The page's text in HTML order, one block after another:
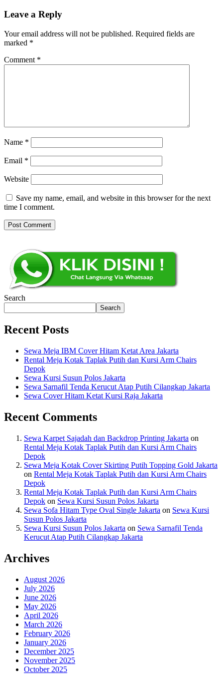
Leave a Reply
Your email address will not be published. Required fields are
marked *
Comment *
Name *
Email *
Website
Save my name, email, and website in this browser for the next
time I comment.
Search
Search
Recent Posts
Sewa Meja IBM Cover Hitam Ketat Area Jakarta
Rental Meja Kotak Taplak Putih dan Kursi Arm Chairs
Depok
Sewa Kursi Susun Polos Jakarta
Sewa Sarnafil Tenda Kerucut Atap Putih Cilangkap Jakarta
Sewa Cover Hitam Ketat Kursi Raja Jakarta
Recent Comments
Sewa Karpet Sajadah dan Backdrop Printing Jakarta on
Rental Meja Kotak Taplak Putih dan Kursi Arm Chairs
Depok
Sewa Meja Kotak Cover Skirting Putih Topping Gold Jakarta
on Rental Meja Kotak Taplak Putih dan Kursi Arm Chairs
Depok
Rental Meja Kotak Taplak Putih dan Kursi Arm Chairs
Depok on Sewa Kursi Susun Polos Jakarta
Sewa Sofa Hitam Type Oval Single Jakarta on Sewa Kursi
Susun Polos Jakarta
Sewa Kursi Susun Polos Jakarta on Sewa Sarnafil Tenda
Kerucut Atap Putih Cilangkap Jakarta
Archives
August 2026
July 2026
June 2026
May 2026
April 2026
March 2026
February 2026
January 2026
December 2025
November 2025
October 2025